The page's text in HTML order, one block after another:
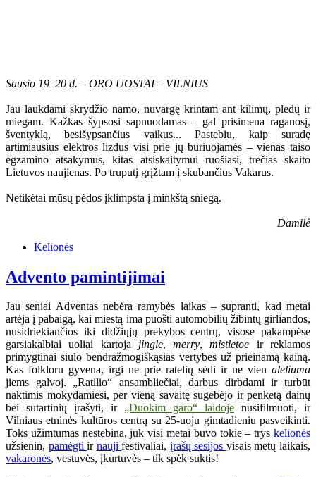
Sausio 19–20 d. – ORO UOSTAI – VILNIUS
Jau laukdami skrydžio namo, nuvargę krintam ant kilimų, pledų ir
miegam. Kažkas šypsosi sapnuodamas – gal prisimena raganosį,
šventyklą, besišypsančius vaikus... Pastebiu, kaip suradę
artimiausius elektros lizdus visi prie jų būriuojamės – vienas taiso
egzamino atsakymus, kitas atsiskaitymui ruošiasi, trečias skaito
Lietuvos naujienas. Po truputį grįžtam į skubančius Vakarus.
Netikėtai mūsų pėdos įklimpsta į minkštą sniegą.
Damilė
Kelionės
Advento pamintijimai
Jau seniai Adventas nebėra ramybės laikas – supranti, kad metai
artėja į pabaigą, kai miestą ima puošti automobilių žibintų girliandos,
nusidriekiančios iki didžiųjų prekybos centrų, visose pakampėse
garsiakalbiai uoliai kartoja jingle,merry,mistletoe ir reklamos
primygtinai siūlo bendražmogiškąsias vertybes už prieinamą kainą.
Kas folkloru gyvena, irgi ne prie ratelių sėdi ir ne vien aleliuma
jiems galvoj. „Ratilio“ ansambliečiai, darbus dirbdami ir turbūt
naktimis mokydamiesi, per vieną savaitę sugebėjo ir penketą dainų
bei sutartinių įrašyti, ir „Duokim garo“ laidoje nusifilmuoti, ir
Vilniaus etninės kultūros centrą su 25-uoju gimtadieniu pasveikinti.
Toks užimtumas nestebina, juk visi metai buvo tokie – trys kelionės
užsienin, pamėgtiir naujifestivaliai, įrašų sesijos visais metų laikais,
vakaronės, vestuvės, įkurtuvės – tik spėk suktis!